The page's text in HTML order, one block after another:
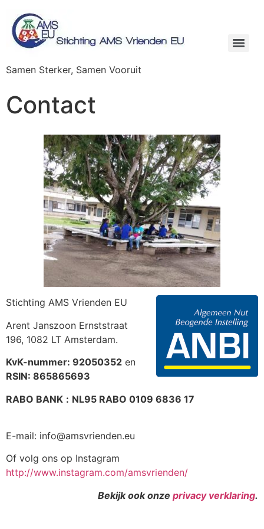
Samen Sterker, Samen Vooruit
Contact
Stichting AMS Vrienden EU
Arent Janszoon Ernststraat
196, 1082 LT Amsterdam.
KvK-nummer: 92050352 en
RSIN: 865865693
RABO BANK : NL95 RABO 0109 6836 17
E-mail: info@amsvrienden.eu
Of volg ons op Instagram
http://www.instagram.com/amsvrienden/
Bekijk ook onze privacy verklaring.